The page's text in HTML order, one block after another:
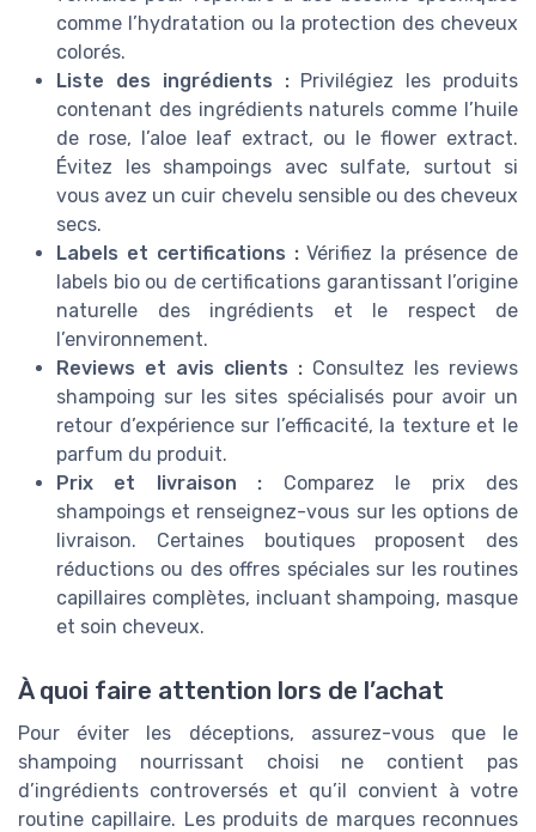
comme l’hydratation ou la protection des cheveux
colorés.
Liste des ingrédients :Privilégiez les produits
contenant des ingrédients naturels comme l’huile
de rose, l’aloe leaf extract, ou le flower extract.
Évitez les shampoings avec sulfate, surtout si
vous avez un cuir chevelu sensible ou des cheveux
secs.
Labels et certifications :Vérifiez la présence de
labels bio ou de certifications garantissant l’origine
naturelle des ingrédients et le respect de
l’environnement.
Reviews et avis clients : Consultez les reviews
shampoing sur les sites spécialisés pour avoir un
retour d’expérience sur l’efficacité, la texture et le
parfum du produit.
Prix et livraison : Comparez le prix des
shampoings et renseignez-vous sur les options de
livraison. Certaines boutiques proposent des
réductions ou des offres spéciales sur les routines
capillaires complètes, incluant shampoing, masque
et soin cheveux.
À quoi faire attention lors de l’achat
Pour éviter les déceptions, assurez-vous que le
shampoing nourrissant choisi ne contient pas
d’ingrédients controversés et qu’il convient à votre
routine capillaire. Les produits de marques reconnues